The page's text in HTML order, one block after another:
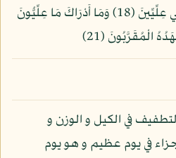
(17) كَلَّا إِنَّ كِتَابَ الْأَبْرَارِ لَفِي عِلِّيِّينَ (18) وَمَا أَدْرَاكَ مَا عِلِّيُّونَ
في الكيل و الوزن و
في يوم عظيم و هو يوم